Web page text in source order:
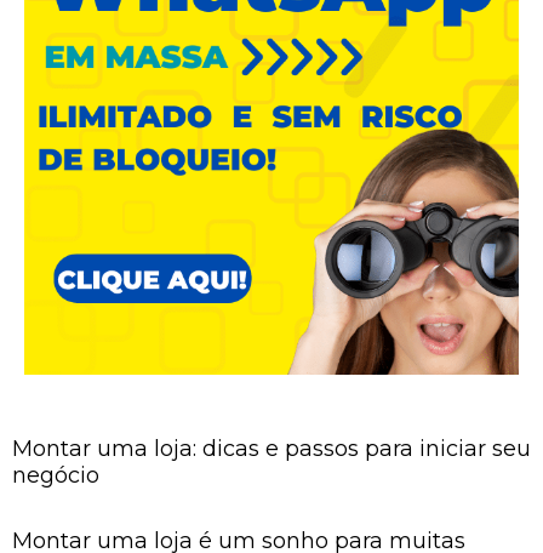
Montar uma loja: dicas e passos para iniciar seu
negócio
Montar uma loja é um sonho para muitas